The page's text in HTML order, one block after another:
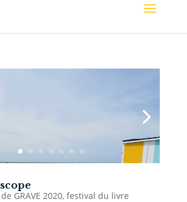
GRAVE 2020, festival du livre